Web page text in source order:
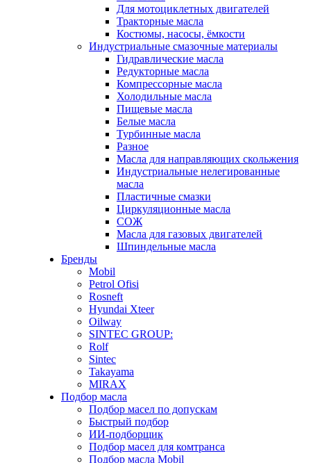
Для мотоциклетных двигателей
Тракторные масла
Костюмы, насосы, ёмкости
Индустриальные смазочные материалы
Гидравлические масла
Редукторные масла
Компрессорные масла
Холодильные масла
Пищевые масла
Белые масла
Турбинные масла
Разное
Масла для направляющих скольжения
Индустриальные нелегированные
масла
Пластичные смазки
Циркуляционные масла
СОЖ
Масла для газовых двигателей
Шпиндельные масла
Бренды
Mobil
Petrol Ofisi
Rosneft
Hyundai Xteer
Oilway
SINTEC GROUP:
Rolf
Sintec
Takayama
MIRAX
Подбор масла
Подбор масел по допускам
Быстрый подбор
ИИ-подборщик
Подбор масел для комтранса
Подбор масла Mobil